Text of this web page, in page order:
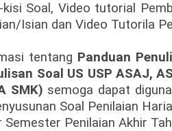
Soal, Video tutorial
Isian dan Video Tutorila
tentang Panduan
Soal US USP ASAJ,
SMK) semoga dapat
Soal Penilaian
Semester Penilaian Akhir